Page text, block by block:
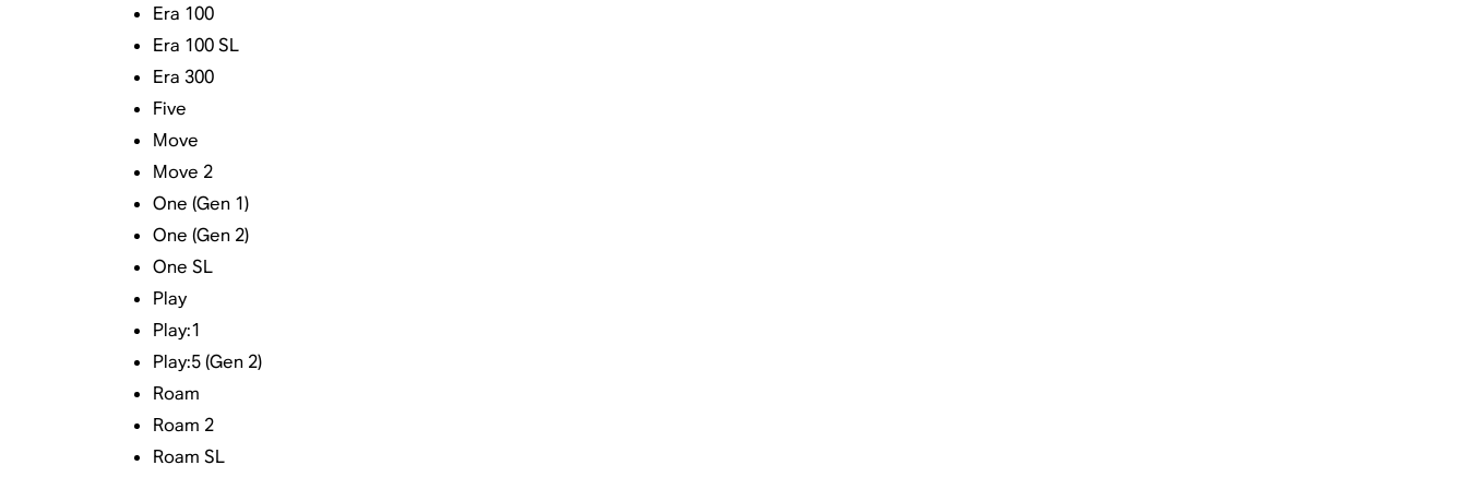
Era 100
Era 100 SL
Era 300
Five
Move
Move 2
One (Gen 1)
One (Gen 2)
One SL
Play
Play:1
Play:5 (Gen 2)
Roam
Roam 2
Roam SL